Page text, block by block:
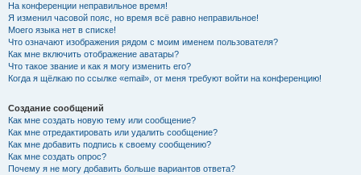
На конференции неправильное время!
Я изменил часовой пояс, но время всё равно неправильное!
Моего языка нет в списке!
Что означают изображения рядом с моим именем пользователя?
Как мне включить отображение аватары?
Что такое звание и как я могу изменить его?
Когда я щёлкаю по ссылке «email», от меня требуют войти на конференцию!
Создание сообщений
Как мне создать новую тему или сообщение?
Как мне отредактировать или удалить сообщение?
Как мне добавить подпись к своему сообщению?
Как мне создать опрос?
Почему я не могу добавить больше вариантов ответа?